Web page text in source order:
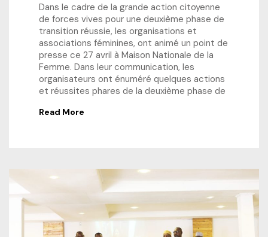
Dans le cadre de la grande action citoyenne
de forces vives pour une deuxième phase de
transition réussie, les organisations et
associations féminines, ont animé un point de
presse ce 27 avril à Maison Nationale de la
Femme. Dans leur communication, les
organisateurs ont énuméré quelques actions
et réussites phares de la deuxième phase de
Read More